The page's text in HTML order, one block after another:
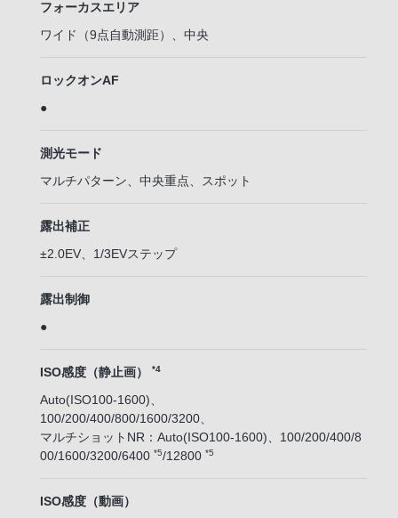
フォーカスエリア
ワイド（9点自動測距）、中央
ロックオンAF
●
測光モード
マルチパターン、中央重点、スポット
露出補正
±2.0EV、1/3EVステップ
露出制御
●
ISO感度（静止画） *4
Auto(ISO100-1600)、
100/200/400/800/1600/3200、
マルチショットNR：Auto(ISO100-1600)、100/200/400/8
00/1600/3200/6400 *5/12800 *5
ISO感度（動画）